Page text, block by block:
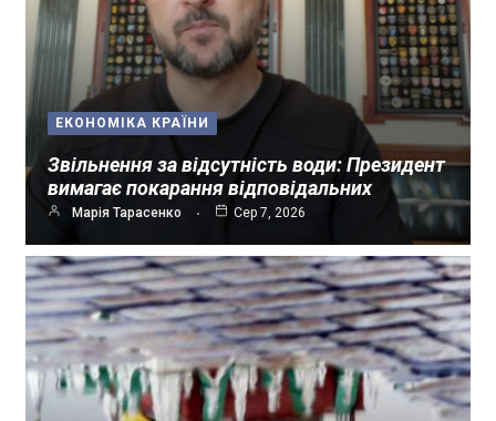
ЕКОНОМІКА КРАЇНИ
Звільнення за відсутність води: Президент
вимагає покарання відповідальних
Марія Тарасенко Сер 7, 2026